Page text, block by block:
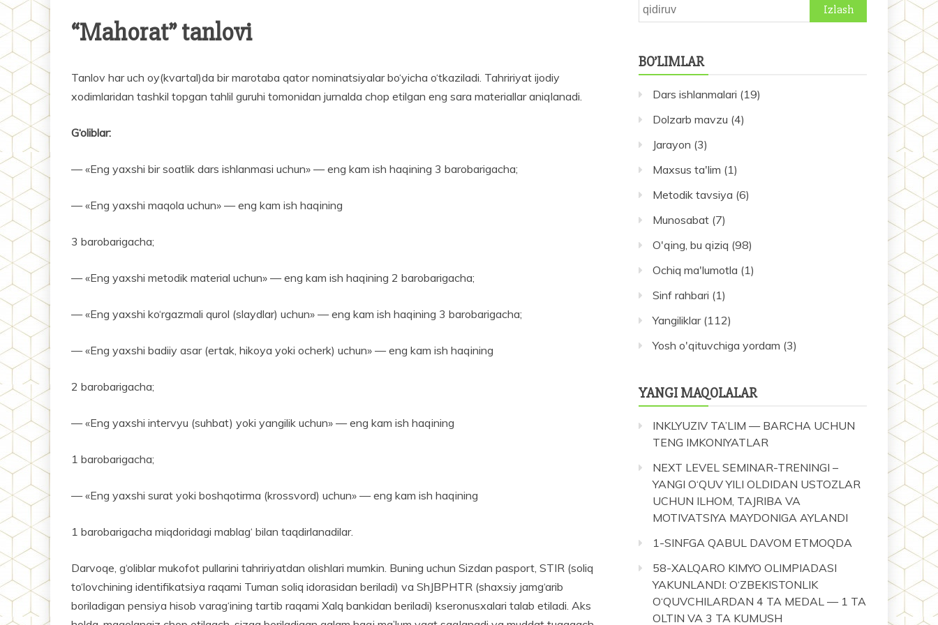
“Mahorat” tanlovi
Tanlov har uch oy(kvartal)da bir marotaba qator nominatsiyalar bo‘yicha o‘tkaziladi. Tahririyat ijodiy
xodimlaridan tashkil topgan tahlil guruhi tomonidan jurnalda chop etilgan eng sara materiallar aniqlanadi.
G‘oliblar:
— «Eng yaxshi bir soatlik dars ishlanmasi uchun» — eng kam ish haqining 3 barobarigacha;
— «Eng yaxshi maqola uchun» — eng kam ish haqining
3 barobarigacha;
— «Eng yaxshi metodik material uchun» — eng kam ish haqining 2 barobarigacha;
— «Eng yaxshi ko‘rgazmali qurol (slaydlar) uchun» — eng kam ish haqining 3 barobarigacha;
— «Eng yaxshi badiiy asar (ertak, hikoya yoki ocherk) uchun» — eng kam ish haqining
2 barobarigacha;
— «Eng yaxshi intervyu (suhbat) yoki yangilik uchun» — eng kam ish haqining
1 barobarigacha;
— «Eng yaxshi surat yoki boshqotirma (krossvord) uchun» — eng kam ish haqining
1 barobarigacha miqdoridagi mablag‘ bilan taqdirlanadilar.
Darvoqe, g‘oliblar mukofot pullarini tahririyatdan olishlari mumkin. Buning uchun Sizdan pasport, STIR (soliq
to‘lovchining identifikatsiya raqami Tuman soliq idorasidan beriladi) va ShJBPHTR (shaxsiy jamg‘arib
boriladigan pensiya hisob varag‘ining tartib raqami Xalq bankidan beriladi) kseronusxalari talab etiladi. Aks
Qidirshish:
BO’LIMLAR
Dars ishlanmalari (19)
Dolzarb mavzu (4)
Jarayon (3)
Maxsus ta'lim (1)
Metodik tavsiya (6)
Munosabat (7)
O'qing, bu qiziq (98)
Ochiq ma'lumotla (1)
Sinf rahbari (1)
Yangiliklar(112)
Yosh o'qituvchiga yordam (3)
YANGI MAQOLALAR
INKLYUZIV TA’LIM — BARCHA UCHUN
TENG IMKONIYATLAR
NEXT LEVEL SEMINAR-TRENINGI –
YANGI O‘QUV YILI OLDIDAN USTOZLAR
UCHUN ILHOM, TAJRIBA VA
MOTIVATSIYA MAYDONIGA AYLANDI
1-SINFGA QABUL DAVOM ETMOQDA
58-XALQARO KIMYO OLIMPIADASI
YAKUNLANDI: O‘ZBEKISTONLIK
O‘QUVCHILARDAN 4 TA MEDAL — 1 TA
OLTIN VA 3 TA KUMUSH